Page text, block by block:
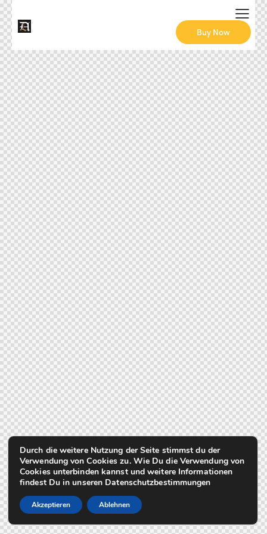
Buy Now
Durch die weitere Nutzung der Seite stimmst du der
Verwendung von Cookies zu. Wie Du die Verwendung von
Cookies unterbinden kannst und weitere Informationen
findest Du in unseren Datenschutzbestimmungen
Akzeptieren Ablehnen